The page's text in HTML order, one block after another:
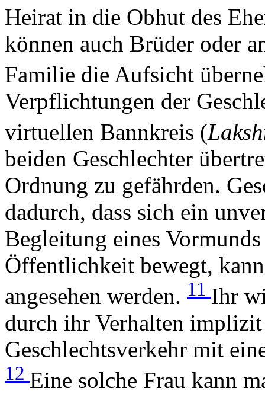
Heirat in die Obhut des
können auch Brüder oder
Familie die Aufsicht
Verpflichtungen der
virtuellen Bannkreis (
beiden Geschlechter
Ordnung zu gefährden.
dadurch, dass sich ein
Begleitung eines
Öffentlichkeit bewegt,
angesehen werden. 11 Ihr
durch ihr Verhalten
Geschlechtsverkehr mit
12 Eine solche Frau kann